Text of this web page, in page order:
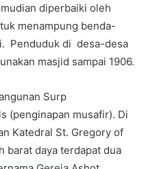
diperbaiki oleh
menampung benda-
Penduduk di desa-desa
masjid sampai 1906.
Surp
(penginapan musafir). Di
Katedral St. Gregory of
barat daya terdapat dua